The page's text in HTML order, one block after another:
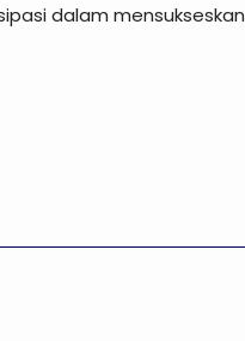
dalam mensukseskan